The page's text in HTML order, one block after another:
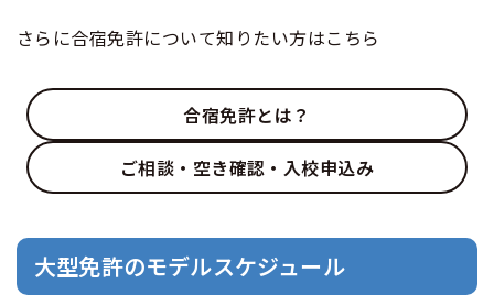
さらに合宿免許について知りたい方はこちら
合宿免許とは？
ご相談・空き確認・入校申込み
大型免許のモデルスケジュール